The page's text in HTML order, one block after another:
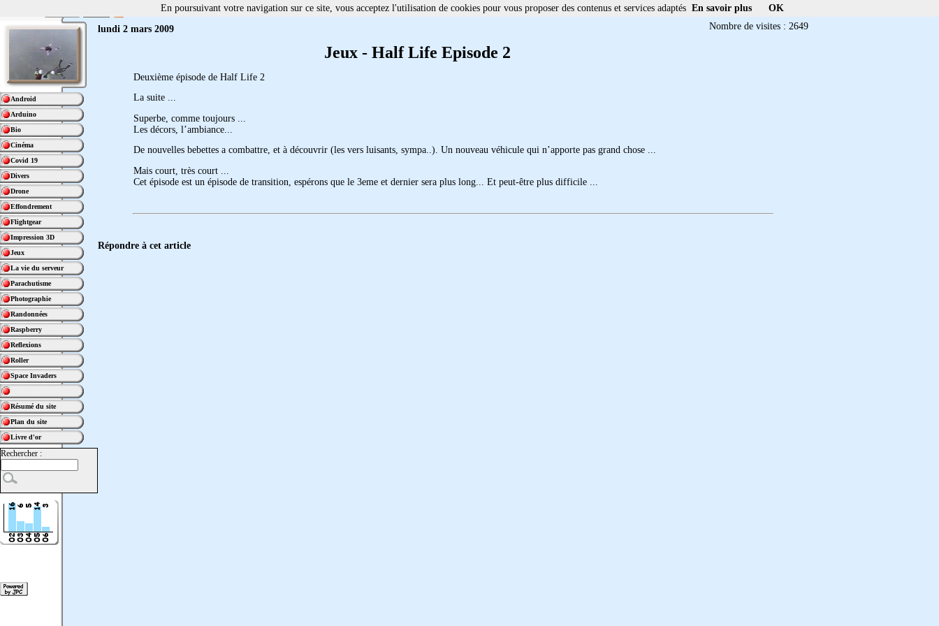
Android
Arduino
Bio
Cinéma
Covid 19
Divers
Drone
Effondrement
Flightgear
Impression 3D
Jeux
La vie du serveur
Parachutisme
Photographie
Randonnées
Raspberry
Reflexions
Roller
Space Invaders
Résumé du site
Plan du site
Livre d'or
Rechercher :
lundi 2 mars 2009 Nombre de visites : 2649
Jeux - Half Life Episode 2
Deuxième épisode de Half Life 2
La suite ...
Superbe, comme toujours ...
Les décors, l’ambiance...
De nouvelles bebettes a combattre, et à découvrir (les vers luisants, sympa..). Un nouveau véhicule qui n’apporte pas grand chose ...
Mais court, très court ...
Cet épisode est un épisode de transition, espérons que le 3eme et dernier sera plus long... Et peut-être plus difficile ...
Répondre à cet article
En poursuivant votre navigation sur ce site, vous acceptez l'utilisation de cookies pour vous proposer des contenus et services adaptés En savoir plus OK